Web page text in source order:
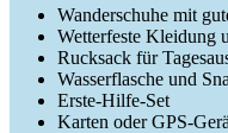
Wanderschuhe mit
Wetterfeste Kleidung
Rucksack für
Wasserflasche und
Erste-Hilfe-Set
Karten oder GPS-